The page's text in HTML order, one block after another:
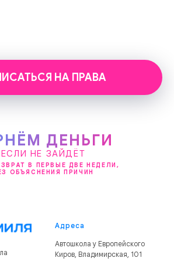
НА ПРАВА
В ПЕРВЫЕ ДВЕ НЕДЕЛИ,
ОБЪЯСНЕНИЯ ПРИЧИН
ДЕНЬГИ
ЕСЛИ НЕ ЗАЙДЁТ
Адреса
Автошкола у Европейского
Киров, Владимирская, 101